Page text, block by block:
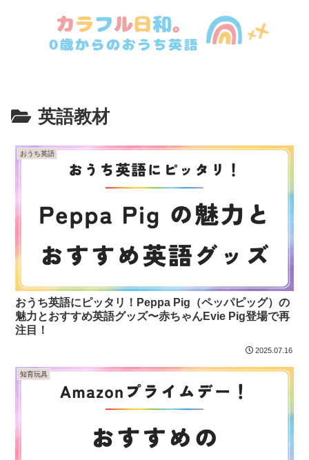
英語教材
おうち英語
おうち英語にピッタリ！Peppa Pig（ペッパピッグ）の
魅力とおすすめ英語グッズ〜赤ちゃんEvie Pig登場で再
注目！
2025.07.16
知育玩具